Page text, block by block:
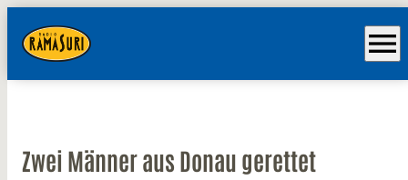
menu
Zwei Männer aus Donau gerettet